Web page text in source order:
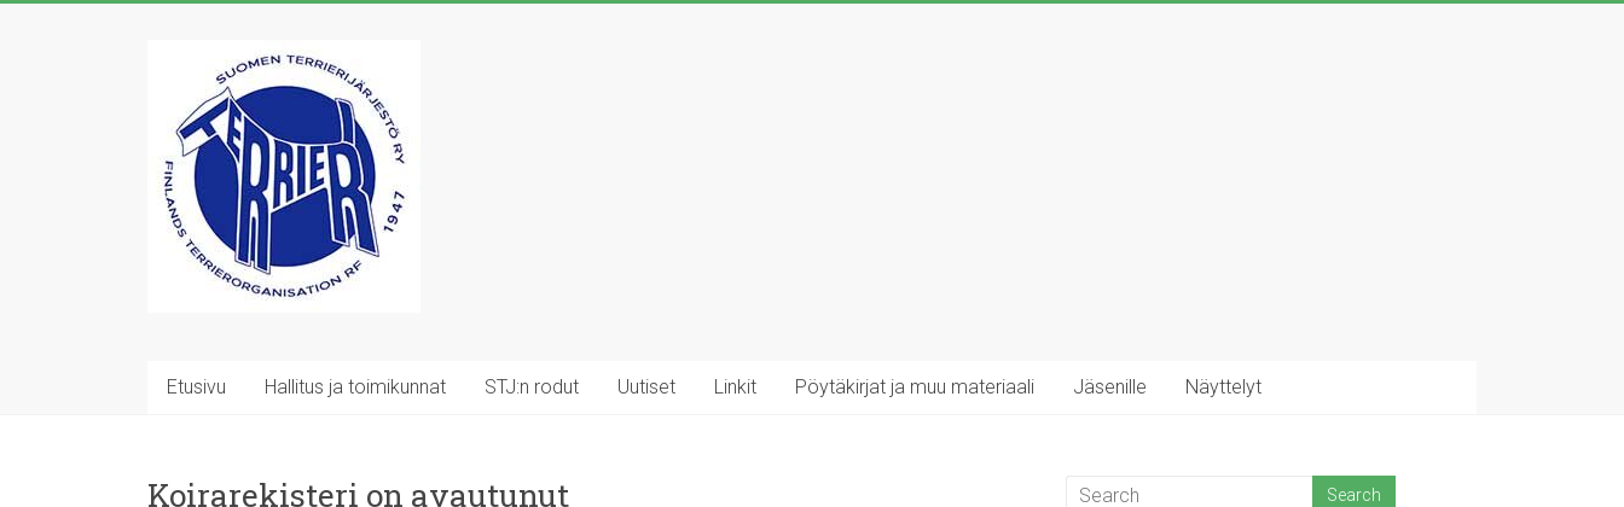
Suomen
Terrierijärjestö
ry
23
terrierirodun
rotujärjestö
Etusivu Hallitus ja toimikunnat STJ:n rodut Uutiset Linkit Pöytäkirjat ja muu materiaali Jäsenille Näyttelyt
Koirarekisteri on avautunut